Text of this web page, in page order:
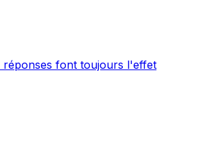
réponses font toujours l'effet